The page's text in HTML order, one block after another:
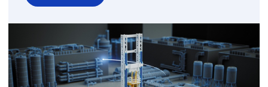
over
Naar
ondernemen
met
het